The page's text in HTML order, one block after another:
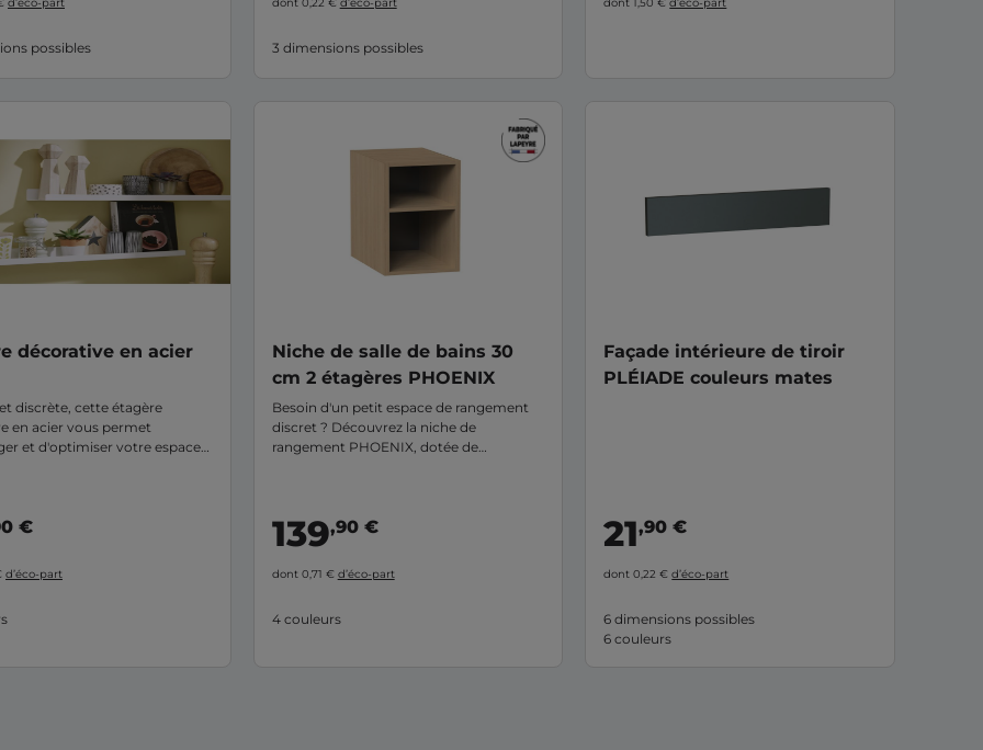
possibles 3 dimensions possibles
décorative en acier
discrète, cette étagère
en acier vous permet
et d'optimiser votre espace
€
d’éco-part
Niche de salle de bains 30
cm 2 étagères PHOENIX
Besoin d'un petit espace de rangement
discret ? Découvrez la niche de
rangement PHOENIX, dotée de
139,90 €
dont 0,71 € d’éco-part
4 couleurs
Façade intérieure de tiroir
PLÉIADE couleurs mates
21,90 €
dont 0,22 €d’éco-part
6 dimensions possibles
6 couleurs